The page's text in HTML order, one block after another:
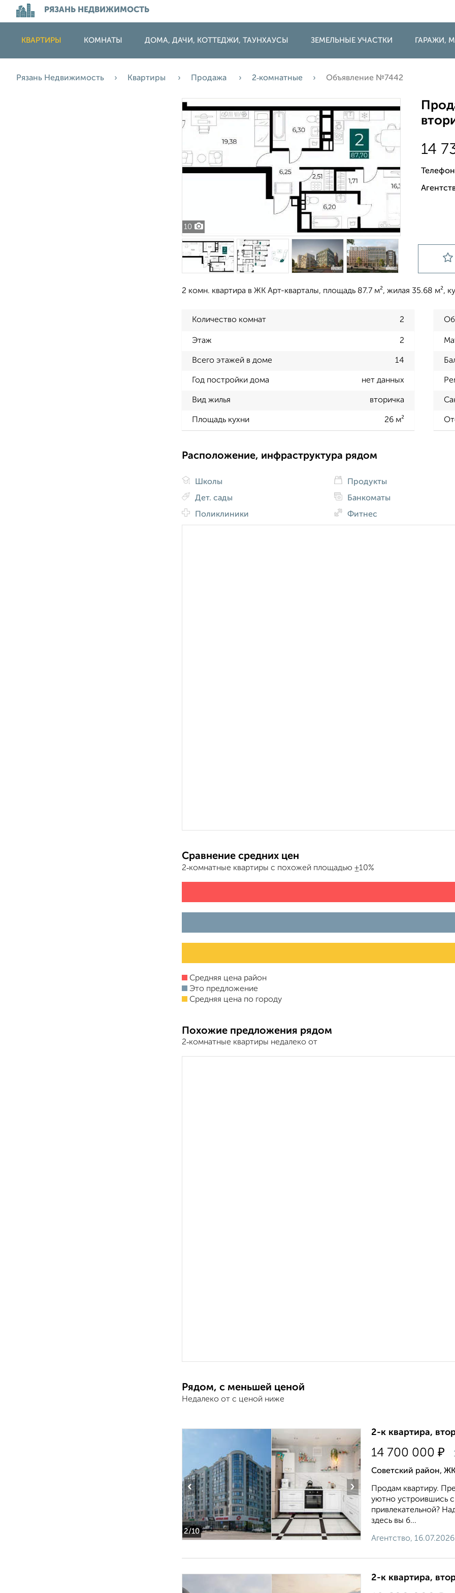
РЯЗАНЬ НЕДВИЖИМОСТЬ
КВАРТИРЫ КОМНАТЫ ДОМА, ДАЧИ, КОТТЕДЖИ, ТАУНХАУСЫ ЗЕМЕЛЬНЫЕ УЧАСТКИ ГАРАЖИ,
Рязань Недвижимость Квартиры Продажа 2‑комнатные Объявление №7442
10
14
2 комн. квартира в ЖК Арт-кварталы, площадь 87.7 м², жилая 35.68 м²,
Количество комнат 2
Этаж 2
Всего этажей в доме 14
Год постройки дома нет данных
Вид жилья вторичка
Площадь кухни 26 м²
Расположение, инфраструктура рядом
Школы
Дет. сады
Поликлиники
Продукты
Банкоматы
Фитнес
Сравнение средних цен
2‑комнатные квартиры с похожей площадью ±10%
Средняя цена район
Это предложение
Средняя цена по городу
Похожие предложения рядом
2‑комнатные квартиры недалеко от
Рядом, с меньшей ценой
Недалеко от с ценой ниже
2/10
‹ ›
2-к квартира,
14 700 000 ₽
Советский район,
Продам квартиру.
уютно устроившись
привлекательной?
здесь вы б...
Агентство, 16.07.2026
2-к квартира,